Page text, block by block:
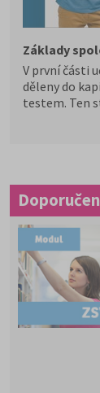
Základy
V první části
děleny do
testem. Ten